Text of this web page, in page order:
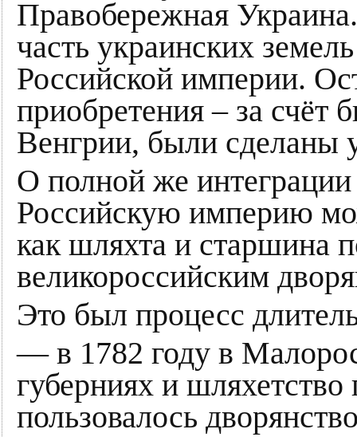
Правобережная
часть украинских
Российской империи.
приобретения – за счёт
Венгрии, были сделаны
О полной же
Российскую империю
как шляхта и старшина
великороссийским
Это был процесс
— в 1782 году в
губерниях и
пользовалось